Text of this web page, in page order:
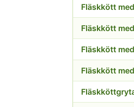
Fläskkött
Fläskkött
Fläskkött
Fläskkött